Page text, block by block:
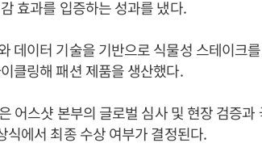
효과를 입증하는 성과를 냈다.
데이터 기술을 기반으로 식물성 스테이크
클링해 패션 제품을 생산했다.
어스샷 본부의 글로벌 심사 및 현장 검증
식에서 최종 수상 여부가 결정된다.